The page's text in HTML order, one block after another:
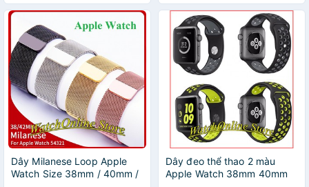
Dây Milanese Loop Apple
Watch Size 38mm / 40mm /
Dây đeo thể thao 2 màu
Apple Watch 38mm 40mm